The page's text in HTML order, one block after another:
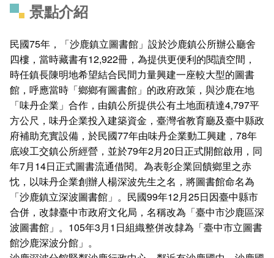
景點介紹
民國75年，「沙鹿鎮立圖書館」設於沙鹿鎮公所辦公廳舍
四樓，當時藏書有12,922冊，為提供更便利的閱讀空間，
時任鎮長陳明地希望結合民間力量興建一座較大型的圖書
館，呼應當時「鄉鄉有圖書館」的政府政策，與沙鹿在地
「味丹企業」合作，由鎮公所提供公有土地面積達4,797平
方公尺，味丹企業投入建築資金，臺灣省教育廳及臺中縣政
府補助充實設備，於民國77年由味丹企業動工興建，78年
底竣工交鎮公所經營，並於79年2月20日正式開館啟用，同
年7月14日正式圖書流通借閱。為表彰企業回饋鄉里之赤
忱，以味丹企業創辦人楊深波先生之名，將圖書館命名為
「沙鹿鎮立深波圖書館」。民國99年12月25日因臺中縣市
合併，改隸臺中市政府文化局，名稱改為「臺中市沙鹿區深
波圖書館」。105年3月1日組織整併改隸為「臺中市立圖書
館沙鹿深波分館」。